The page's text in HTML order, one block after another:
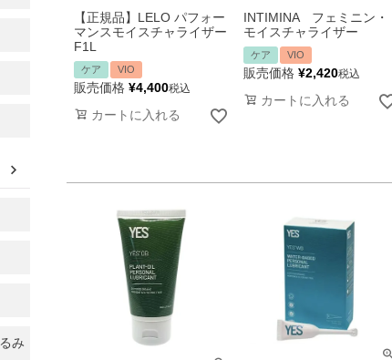
み
【正規品】LELO パフォー
マンスモイスチャライザー
F1L
ケア VIO
販売価格 ¥4,400税込
カートに入れる
INTIMINA フェミニン・
モイスチャライザー
ケア VIO
販売価格 ¥2,420税込
カートに入れる